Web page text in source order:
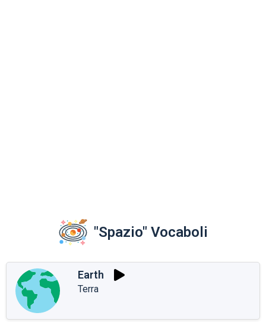
"Spazio" Vocaboli
Earth
Terra